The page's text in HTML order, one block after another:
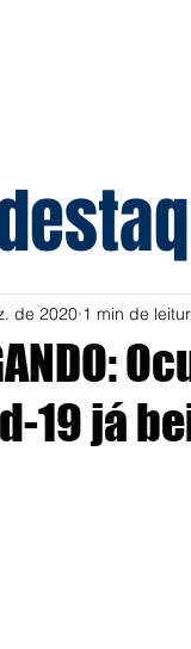
19 já
de 2020 1 min de